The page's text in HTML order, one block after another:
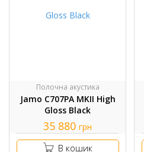
Полочна акустика
Jamo C707PA MKII High
Gloss Black
35 880 грн
В кошик